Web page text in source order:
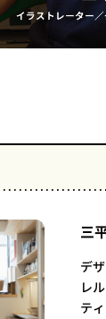
三
デ
レ
テ